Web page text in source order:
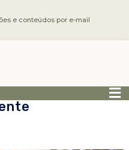
e conteúdos por e-mail